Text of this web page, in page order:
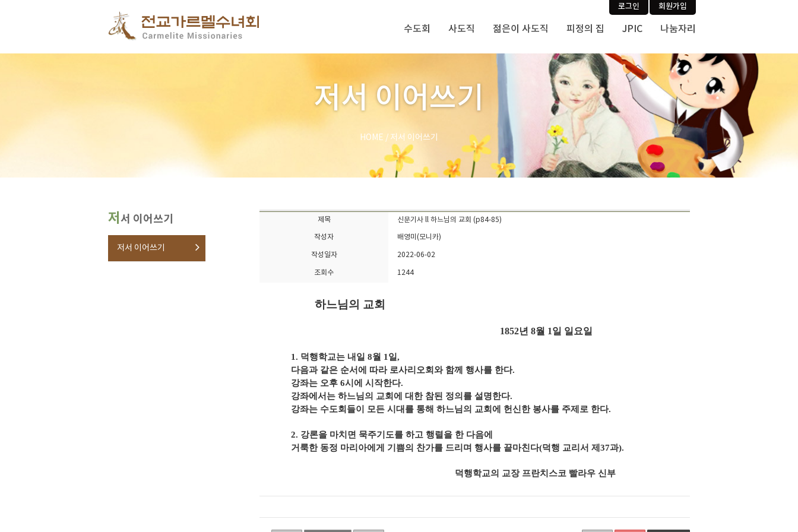
로그인 회원가입
수도회 사도직 젊은이 사도직 피정의 집 JPIC 나눔자리
저서 이어쓰기
HOME / 저서 이어쓰기
저 서 이어쓰기
저서 이어쓰기
제목 신문기사 ll 하느님의 교회 (p84-85)
작성자 배영미(모니카)
작성일자 2022-06-02
조회수 1244
하느님의 교회
1852년 8월 1일 일요일
1. 덕행학교는 내일 8월 1 일,
다음과 같은 순서에 따라 로사리오회와 함께 행사를 한다.
강좌는 오후 6시에 시작한다.
강좌에서는 하느님의 교회에 대한 참된 정의를 설명한다.
강좌는 수도회들이 모든 시대를 통해 하느님의 교회에 헌신한 봉사를 주제로 한다.
2. 강론을 마치면 묵주기도를 하고 행렬을 한 다음에
거룩한 동정 마리아에게 기쁨의 찬가를 드리며 행사를 끝마친다(덕행 교리서 제 37과).
덕행학교의 교장 프란치스코 빨라우 신부